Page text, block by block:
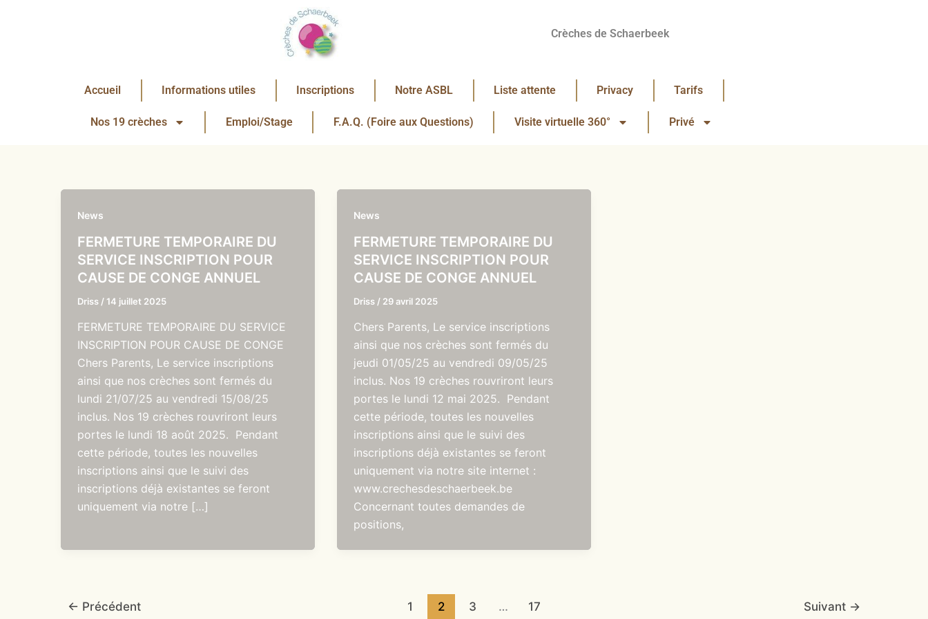
Crèches de Schaerbeek
Accueil Informations utiles Inscriptions Notre ASBL Liste attente Privacy Tarifs
Nos 19 crèches Emploi/Stage F.A.Q. (Foire aux Questions) Visite virtuelle 360° Privé
News
FERMETURE TEMPORAIRE DU
SERVICE INSCRIPTION POUR
CAUSE DE CONGE ANNUEL
Driss / 14 juillet 2025
FERMETURE TEMPORAIRE DU SERVICE
INSCRIPTION POUR CAUSE DE CONGE
Chers Parents, Le service inscriptions
ainsi que nos crèches sont fermés du
lundi 21/07/25 au vendredi 15/08/25
inclus. Nos 19 crèches rouvriront leurs
portes le lundi 18 août 2025. Pendant
cette période, toutes les nouvelles
inscriptions ainsi que le suivi des
inscriptions déjà existantes se feront
uniquement via notre […]
News
FERMETURE TEMPORAIRE DU
SERVICE INSCRIPTION POUR
CAUSE DE CONGE ANNUEL
Driss / 29 avril 2025
Chers Parents, Le service inscriptions
ainsi que nos crèches sont fermés du
jeudi 01/05/25 au vendredi 09/05/25
inclus. Nos 19 crèches rouvriront leurs
portes le lundi 12 mai 2025. Pendant
cette période, toutes les nouvelles
inscriptions ainsi que le suivi des
inscriptions déjà existantes se feront
uniquement via notre site internet :
www.crechesdeschaerbeek.be
Concernant toutes demandes de
positions,
← Précédent 1 2 3 … 17 Suivant →